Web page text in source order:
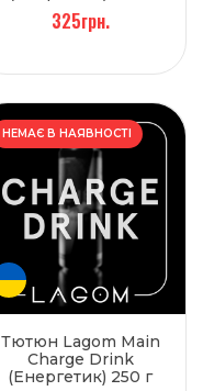
325грн.
НЕМАЄ В НАЯВНОСТІ
Тютюн Lagom Main
Charge Drink
(Енергетик) 250 г